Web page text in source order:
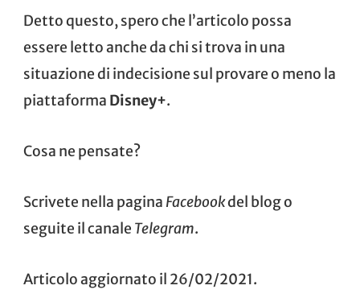
Detto questo, spero che l’articolo possa
essere letto anche da chi si trova in una
situazione di indecisione sul provare o meno la
piattaforma Disney+.
Cosa ne pensate?
Scrivete nella pagina Facebookdel blog o
seguite il canale Telegram.
Articolo aggiornato il 26/02/2021.